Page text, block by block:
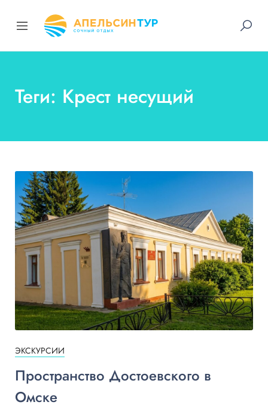
Теги: Крест несущий
ЭКСКУРСИИ
Пространство Достоевского в
Омске